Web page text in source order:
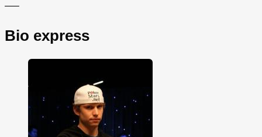
—–
Bio express